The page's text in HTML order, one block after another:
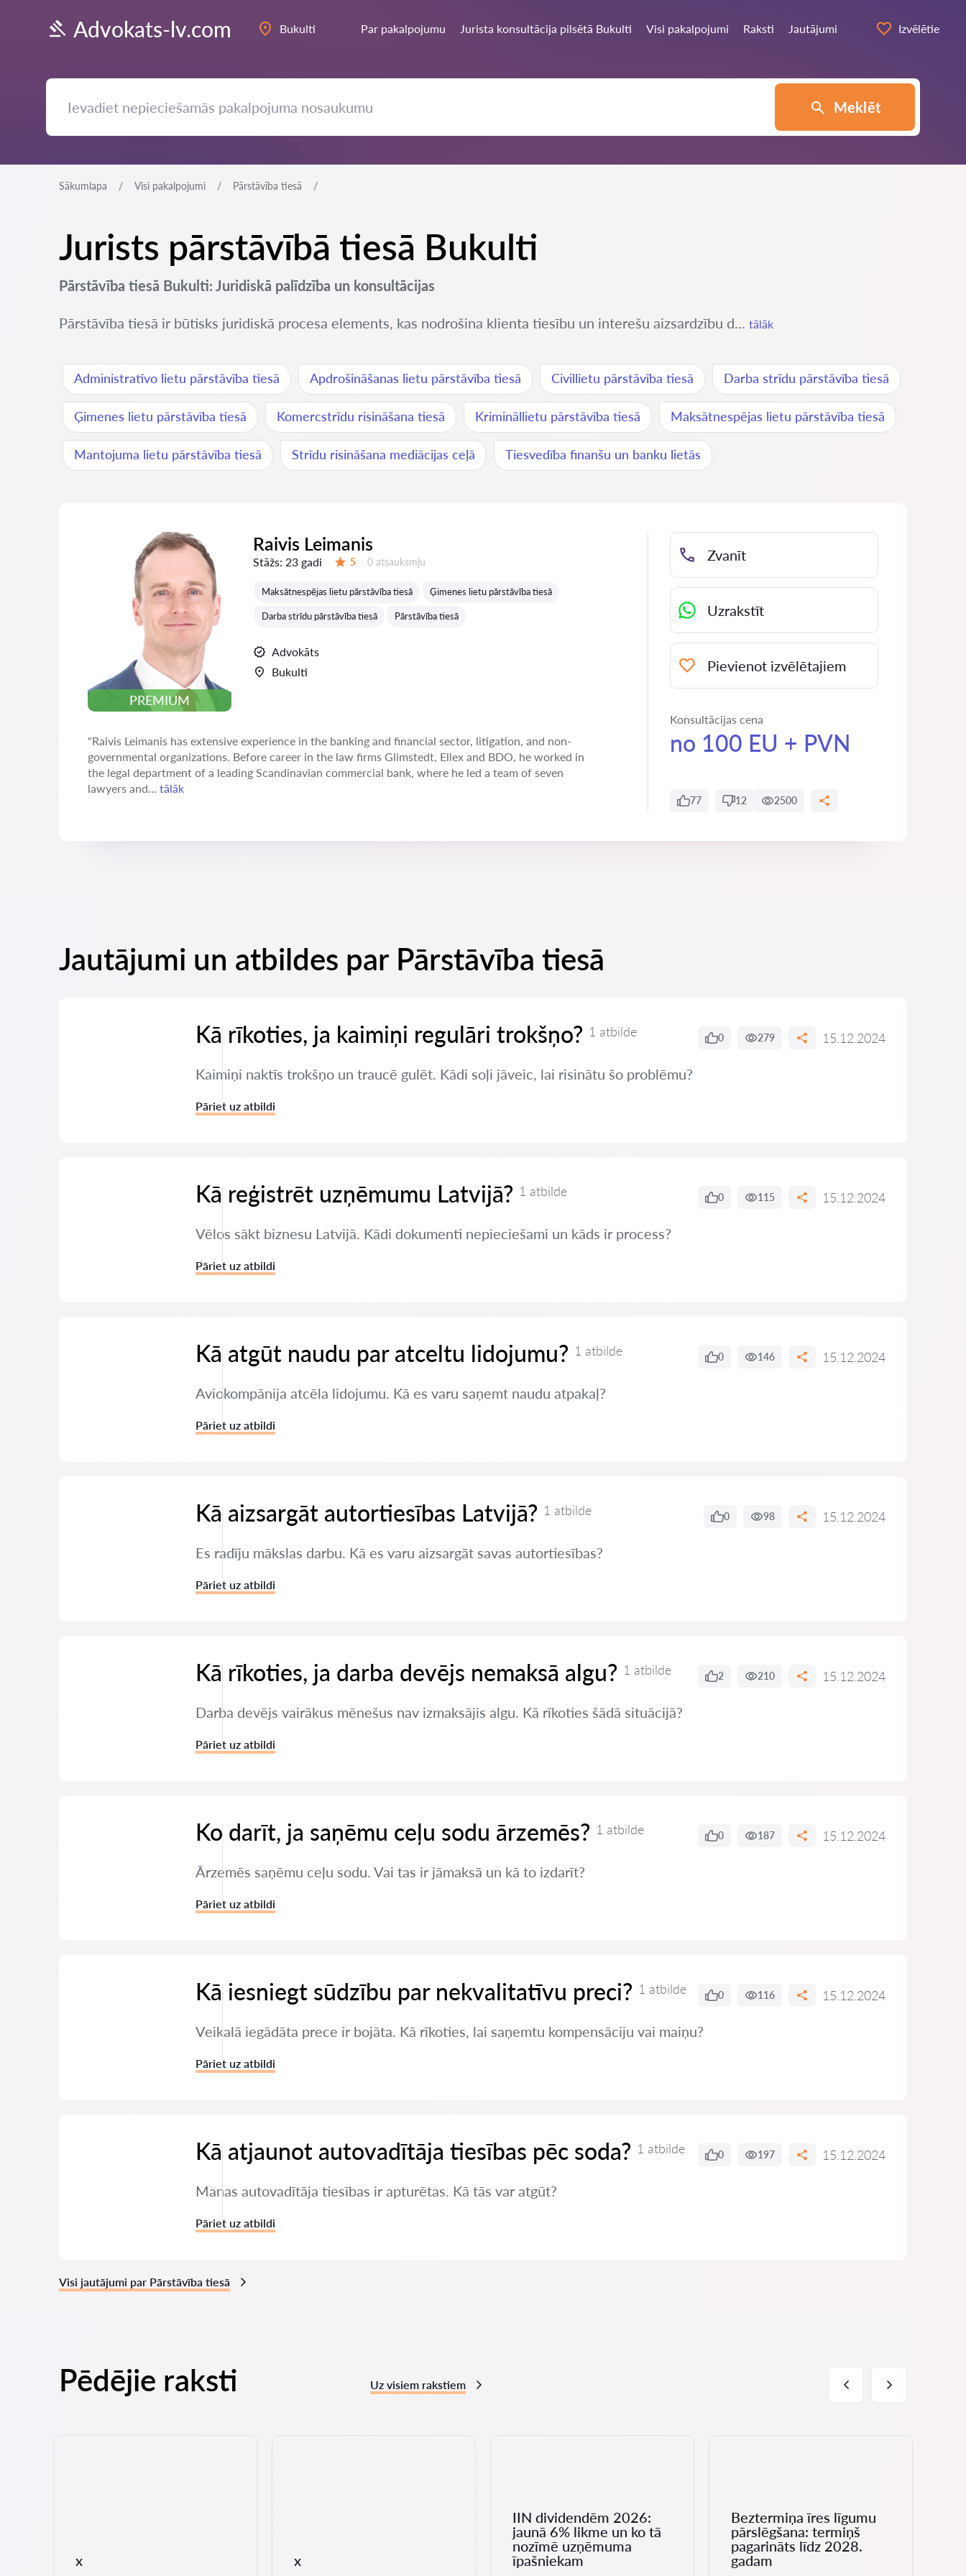
Advokats-lv.com Bukulti Par pakalpojumu Jurista konsultācija pilsētā Bukulti Visi pakalpojumi Raksti Jautājumi Izvēlētie
Meklēt
Sākumlapa Visi pakalpojumi Pārstāvība tiesā
Jurists pārstāvībā tiesā Bukulti
Pārstāvība tiesā Bukulti: Juridiskā palīdzība un konsultācijas
Pārstāvība tiesā ir būtisks juridiskā procesa elements, kas nodrošina klienta tiesību un interešu aizsardzību d... tālāk
Administratīvo lietu pārstāvība tiesā Apdrošināšanas lietu pārstāvība tiesā Civillietu pārstāvība tiesā Darba strīdu pārstāvība tiesā
Ģimenes lietu pārstāvība tiesā Komercstrīdu risināšana tiesā Krimināllietu pārstāvība tiesā Maksātnespējas lietu pārstāvība tiesā
Mantojuma lietu pārstāvība tiesā Strīdu risināšana mediācijas ceļā Tiesvedība finanšu un banku lietās
PREMIUM
Raivis Leimanis
Stāžs: 23 gadi 5 Atsauksmes:
0 atsauksmju
Maksātnespējas lietu pārstāvība tiesā Ģimenes lietu pārstāvība tiesā
Darba strīdu pārstāvība tiesā Pārstāvība tiesā
Advokāts
Bukulti
"Raivis Leimanis has extensive experience in the banking and financial sector, litigation, and non-
governmental organizations. Before career in the law firms Glimstedt, Ellex and BDO, he worked in
the legal department of a leading Scandinavian commercial bank, where he led a team of seven
lawyers and... tālāk
Zvanīt
Uzrakstīt
Pievienot izvēlētajiem
Konsultācijas cena
no 100 EU + PVN
77 12 2500
Jautājumi un atbildes par Pārstāvība tiesā
Kā rīkoties, ja kaimiņi regulāri trokšņo? 1 atbilde 0 279 15.12.2024
Kaimiņi naktīs trokšņo un traucē gulēt. Kādi soļi jāveic, lai risinātu šo problēmu?
Pāriet uz atbildi
Kā reģistrēt uzņēmumu Latvijā? 1 atbilde 0 115 15.12.2024
Vēlos sākt biznesu Latvijā. Kādi dokumenti nepieciešami un kāds ir process?
Pāriet uz atbildi
Kā atgūt naudu par atceltu lidojumu? 1 atbilde 0 146 15.12.2024
Aviokompānija atcēla lidojumu. Kā es varu saņemt naudu atpakaļ?
Pāriet uz atbildi
Kā aizsargāt autortiesības Latvijā? 1 atbilde 0 98 15.12.2024
Es radīju mākslas darbu. Kā es varu aizsargāt savas autortiesības?
Pāriet uz atbildi
Kā rīkoties, ja darba devējs nemaksā algu? 1 atbilde 2 210 15.12.2024
Darba devējs vairākus mēnešus nav izmaksājis algu. Kā rīkoties šādā situācijā?
Pāriet uz atbildi
Ko darīt, ja saņēmu ceļu sodu ārzemēs? 1 atbilde 0 187 15.12.2024
Ārzemēs saņēmu ceļu sodu. Vai tas ir jāmaksā un kā to izdarīt?
Pāriet uz atbildi
Kā iesniegt sūdzību par nekvalitatīvu preci? 1 atbilde 0 116 15.12.2024
Veikalā iegādāta prece ir bojāta. Kā rīkoties, lai saņemtu kompensāciju vai maiņu?
Pāriet uz atbildi
Kā atjaunot autovadītāja tiesības pēc soda? 1 atbilde 0 197 15.12.2024
Manas autovadītāja tiesības ir apturētas. Kā tās var atgūt?
Pāriet uz atbildi
Visi jautājumi par Pārstāvība tiesā
Pēdējie raksti Uz visiem rakstiem
x x
IIN dividendēm 2026:
jaunā 6% likme un ko tā
nozīmē uzņēmuma
īpašniekam
Beztermiņa īres līgumu
pārslēgšana: termiņš
pagarināts līdz 2028.
gadam